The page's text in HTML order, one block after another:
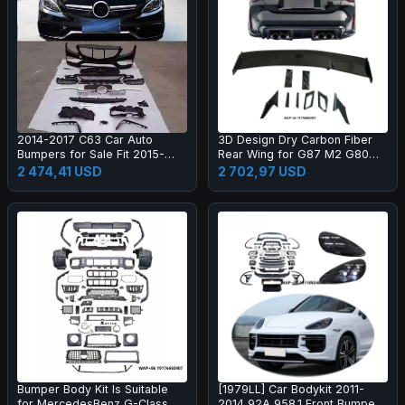
2014-2017 C63 Car Auto
Bumpers for Sale Fit 2015-
2017 New C Class W205 C180
C200l C260l
2 474,41 USD
3D Design Dry Carbon Fiber
Rear Wing for G87 M2 G80
M3 G82 M4 Dry Carbon Fiber
Rear Spoiler High Quality
2 702,97 USD
Bumper Body Kit Is Suitable
[1979LL] Car Bodykit 2011-